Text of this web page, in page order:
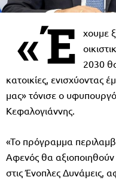
«Έ
χουμε
2030
κατοικίες, ενισχύοντας
μας» τόνισε ο
Κεφαλογιάννης.
«Το πρόγραμμα
Αφενός θα
στις Ένοπλες Δυνάμεις,